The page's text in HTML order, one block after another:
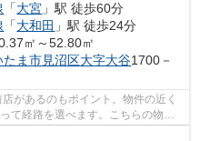
「大宮 」駅 徒歩60分
「大和田 」駅 徒歩24分
㎡～52.80㎡
たま市見沼区大字大谷1700－
があるのもポイント。物件の近く
て経路を選べます。こちらの物件